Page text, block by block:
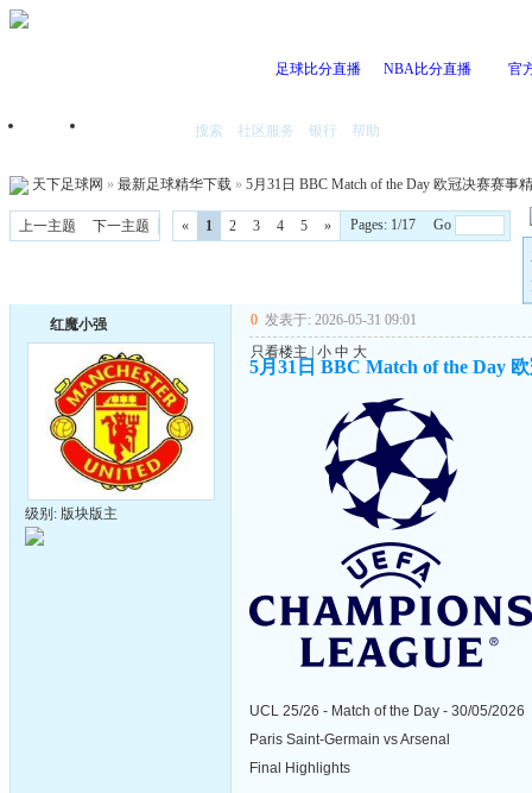
足球比分直播 NBA比分直播 官
首页 搜索 社区服务 银行 帮助
天下足球网 » 最新足球精华下载 » 5月31日 BBC Match of the Day 欧冠决赛赛
上一主题 下一主题 « 1 2 3 4 5 »
Pages: 1/17 Go
红魔小强
级别: 版块版主
0 发表于: 2026-05-31 09:01
只看楼主
小 中 大
5月31日 BBC Match of the Day
UCL 25/26 - Match of the Day - 30/05/2026
Paris Saint-Germain vs Arsenal
Final Highlights